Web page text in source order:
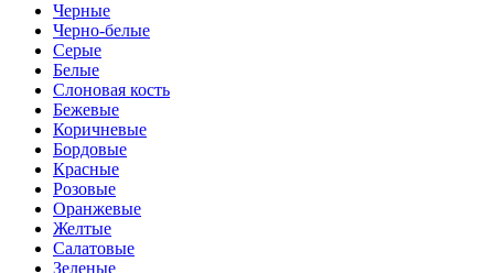
Черные
Черно-белые
Серые
Белые
Слоновая кость
Бежевые
Коричневые
Бордовые
Красные
Розовые
Оранжевые
Желтые
Салатовые
Зеленые